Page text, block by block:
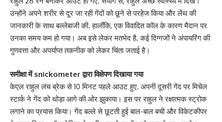
उन्होंने अपने शरीर से दूर जा रही गेंदों को छूने से परहेज किया और लेंथ की
जानकारी के साथ बल्लेबाजी की. हालाँकि, एक विवादित कॉल के कारण मैदान पर
उनका समय कम हो गया। अब इसे लेकर मतभेद है. कई दिग्गजों ने अंपायरिंग की
गुणवत्ता और अपर्याप्त तकनीक को लेकर चिंता जताई है।
समीक्षा में snickometer द्वारा विक्षेपण दिखाया गया
केएल राहुल लंच ब्रेक से 10 मिनट पहले आउट हुए. अपनी दूसरी गेंद पर मिचेल
स्टार्क ने गेंद को थोड़ा आगे की ओर झुकाया। इस पर राहुल ने रक्षात्मक स्ट्रोक
लगाने का प्रयास किया। गेंद बल्ले से छूटती हुई बाल-बाल बची और विकेटकीपर